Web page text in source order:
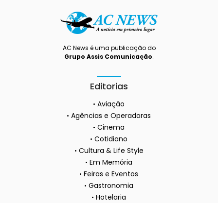
AC News é uma publicação do
Grupo Assis Comunicação.
Editorias
Aviação
Agências e Operadoras
Cinema
Cotidiano
Cultura & Life Style
Em Memória
Feiras e Eventos
Gastronomia
Hotelaria